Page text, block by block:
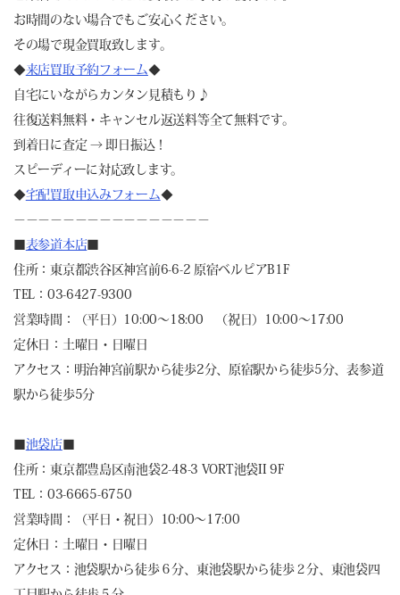
お時間のない場合でもご安心ください。
その場で現金買取致します。
◆来店買取予約フォーム◆
自宅にいながらカンタン見積もり♪
往復送料無料・キャンセル返送料等全て無料です。
到着日に査定 → 即日振込！
スピーディーに対応致します。
◆宅配買取申込みフォーム◆
－－－－－－－－－－－－－－－－
表参道本店
住所：東京都渋谷区神宮前6-6-2 原宿ベルピアB1F
TEL：03-6427-9300
営業時間：（平日）10:00～18:00 （祝日）10:00～17:00
定休日：土曜日・日曜日
アクセス：明治神宮前駅から徒歩2分、原宿駅から徒歩5分、表参道
駅から徒歩5分
池袋店
住所：東京都豊島区南池袋2-48-3 VORT池袋II 9F
TEL：03-6665-6750
営業時間：（平日・祝日）10:00～17:00
定休日：土曜日・日曜日
アクセス：池袋駅から徒歩６分、東池袋駅から徒歩２分、東池袋四